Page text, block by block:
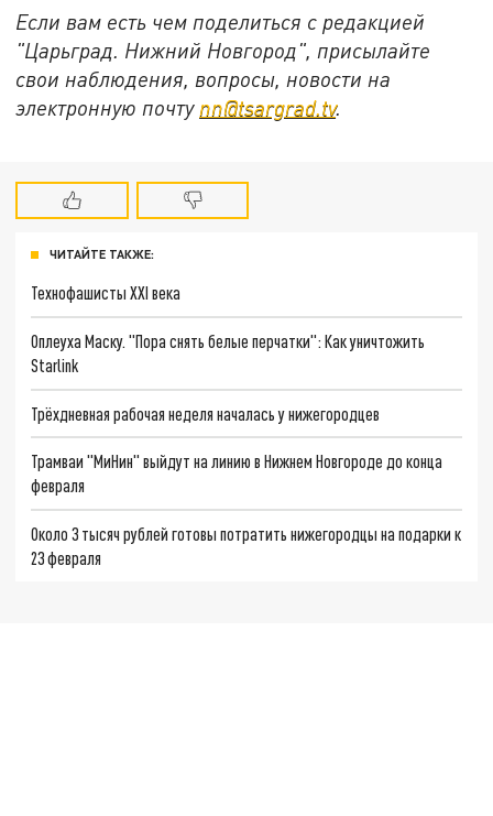
Если вам есть чем поделиться с редакцией
"Царьград. Нижний Новгород", присылайте
свои наблюдения, вопросы, новости на
электронную почту nn@tsargrad.tv.
ЧИТАЙТЕ ТАКЖЕ:
Технофашисты XXI века
Оплеуха Маску. "Пора снять белые перчатки": Как уничтожить
Starlink
Трёхдневная рабочая неделя началась у нижегородцев
Трамваи "МиНин" выйдут на линию в Нижнем Новгороде до конца
февраля
Около 3 тысяч рублей готовы потратить нижегородцы на подарки к
23 февраля